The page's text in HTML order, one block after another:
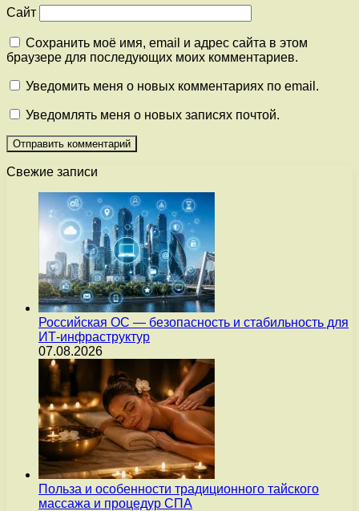
Сайт
Сохранить моё имя, email и адрес сайта в этом
браузере для последующих моих комментариев.
Уведомить меня о новых комментариях по email.
Уведомлять меня о новых записях почтой.
Свежие записи
Российская ОС — безопасность и стабильность для
ИТ-инфраструктур
07.08.2026
Польза и особенности традиционного тайского
массажа и процедур СПА